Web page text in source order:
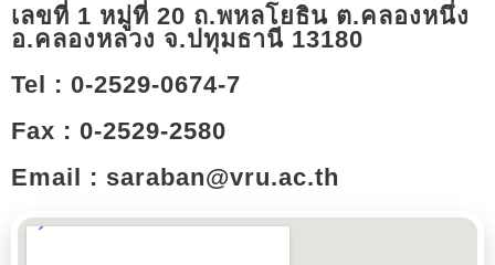
เลขที่ 1 หมู่ที่ 20 ถ.พหลโยธิน ต.คลองหนึ่ง
อ.คลองหลวง จ.ปทุมธานี 13180​
Tel : 0-2529-0674-7
Fax : 0-2529-2580
Email : saraban@vru.ac.th​